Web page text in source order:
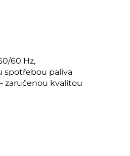
60 Hz,
spotřebou paliva
zaručenou kvalitou